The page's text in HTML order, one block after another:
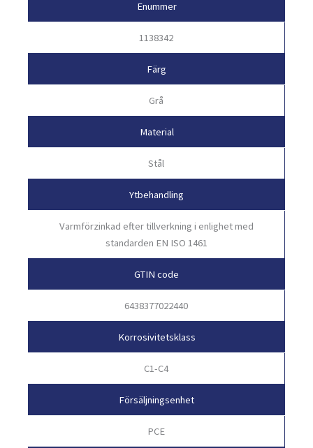
Enummer
1138342
Färg
Grå
Material
Stål
Ytbehandling
Varmförzinkad efter tillverkning i enlighet med
standarden EN ISO 1461
GTIN code
6438377022440
Korrosivitetsklass
C1-C4
Försäljningsenhet
PCE